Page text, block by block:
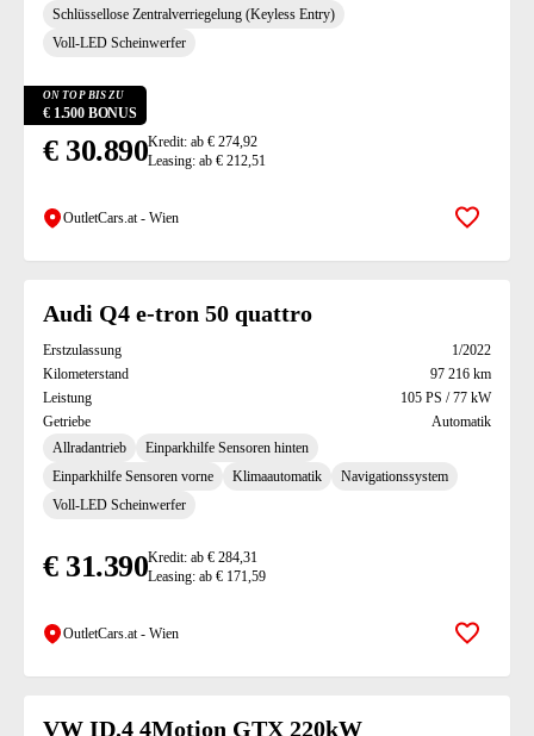
Schlüssellose Zentralverriegelung (Keyless Entry)
Voll-LED Scheinwerfer
ON TOP BIS ZU
€ 1.500 BONUS
€ 30.890Kredit: ab € 274,92
Leasing: ab € 212,51
OutletCars.at - Wien Zur
Audi Q4 e-tron 50 quattro
Erstzulassung
1/2022
Kilometerstand
97 216 km
Leistung
105 PS / 77 kW
Getriebe
Automatik
Allradantrieb
Einparkhilfe Sensoren hinten
Einparkhilfe Sensoren vorne
Klimaautomatik
Navigationssystem
Voll-LED Scheinwerfer
€ 31.390Kredit: ab € 284,31
Leasing: ab € 171,59
OutletCars.at - Wien Zur
VW ID.4 4Motion GTX 220kW